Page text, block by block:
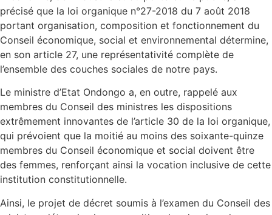
précisé que la loi organique n°27-2018 du 7 août 2018
portant organisation, composition et fonctionnement du
Conseil économique, social et environnemental détermine,
en son article 27, une représentativité complète de
l’ensemble des couches sociales de notre pays.
Le ministre d’Etat Ondongo a, en outre, rappelé aux
membres du Conseil des ministres les dispositions
extrêmement innovantes de l’article 30 de la loi organique,
qui prévoient que la moitié au moins des soixante-quinze
membres du Conseil économique et social doivent être
des femmes, renforçant ainsi la vocation inclusive de cette
institution constitutionnelle.
Ainsi, le projet de décret soumis à l’examen du Conseil des